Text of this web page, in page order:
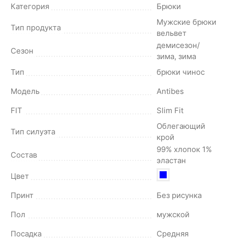
Категория
Брюки
Тип продукта
Мужские брюки
вельвет
Сезон
демисезон/
зима, зима
Тип
брюки чинос
Модель
Antibes
FIT
Slim Fit
Тип силуэта
Облегающий
крой
Состав
99% хлопок 1%
эластан
Цвет
Принт
Без рисунка
Пол
мужской
Посадка
Средняя